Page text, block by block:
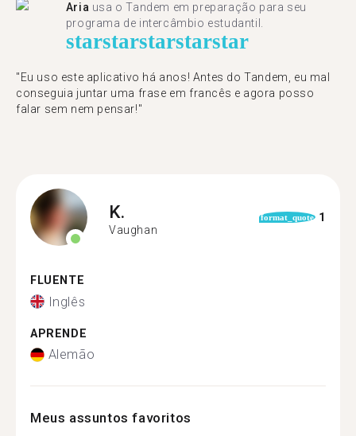
Aria usa o Tandem em preparação para seu
programa de intercâmbio estudantil.
starstarstarstarstar
"​​Eu uso este aplicativo há anos! Antes do Tandem, eu mal
conseguia juntar uma frase em francês e agora posso
falar sem nem pensar!"
K.
Vaughan
format_quote 1
FLUENTE
Inglês
APRENDE
Alemão
Meus assuntos favoritos